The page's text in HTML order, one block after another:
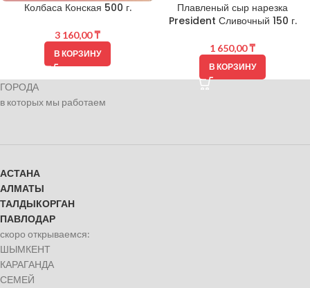
Колбаса Конская 500 г.
3 160,00₸
В КОРЗИНУ
Плавленый сыр нарезка
President Сливочный 150 г.
1 650,00₸
В КОРЗИНУ
ГОРОДА
в которых мы работаем
АСТАНА
АЛМАТЫ
ТАЛДЫКОРГАН
ПАВЛОДАР
скоро открываемся:
ШЫМКЕНТ
КАРАГАНДА
СЕМЕЙ